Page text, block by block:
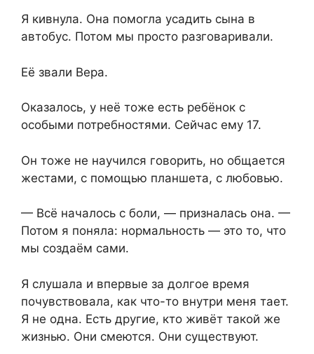
Я кивнула. Она помогла усадить сына в
автобус. Потом мы просто разговаривали.
Её звали Вера.
Оказалось, у неё тоже есть ребёнок с
особыми потребностями. Сейчас ему 17.
Он тоже не научился говорить, но общается
жестами, с помощью планшета, с любовью.
— Всё началось с боли, — призналась она. —
Потом я поняла: нормальность — это то, что
мы создаём сами.
Я слушала и впервые за долгое время
почувствовала, как что-то внутри меня тает.
Я не одна. Есть другие, кто живёт такой же
жизнью. Они смеются. Они существуют.